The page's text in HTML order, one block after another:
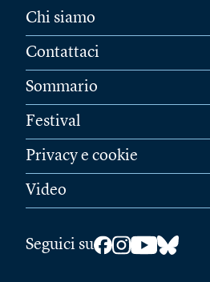
Chi siamo
Contattaci
Sommario
Festival
Privacy e cookie
Video
Seguici su